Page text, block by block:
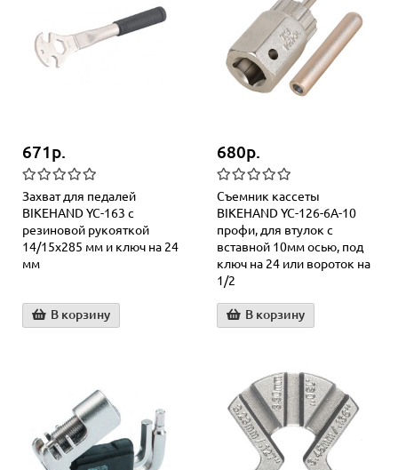
671р.
Захват для педалей
BIKEHAND YC-163 с
резиновой рукояткой
14/15x285 мм и ключ на 24
мм
В корзину
680р.
Съемник кассеты
BIKEHAND YC-126-6A-10
профи, для втулок с
вставной 10мм осью, под
ключ на 24 или вороток на
1/2
В корзину